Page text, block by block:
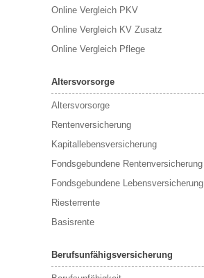
Online Vergleich PKV
Online Vergleich KV Zusatz
Online Vergleich Pflege
Altersvorsorge
Altersvorsorge
Rentenversicherung
Kapitallebensversicherung
Fondsgebundene Rentenversicherung
Fondsgebundene Lebensversicherung
Riesterrente
Basisrente
Berufsunfähigsversicherung